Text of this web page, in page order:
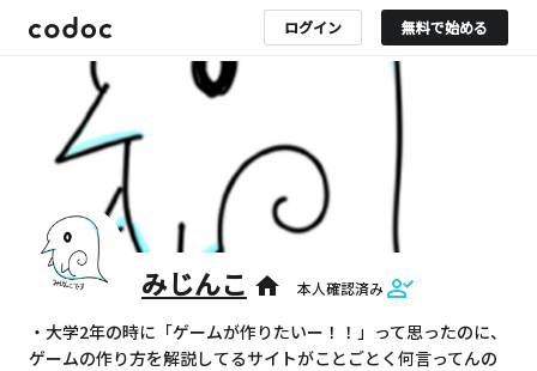
ログイン 無料で始める
みじんこ home 本人確認済み
・大学2年の時に「ゲームが作りたいー！！」って思ったのに、
ゲームの作り方を解説してるサイトがことごとく何言ってんの